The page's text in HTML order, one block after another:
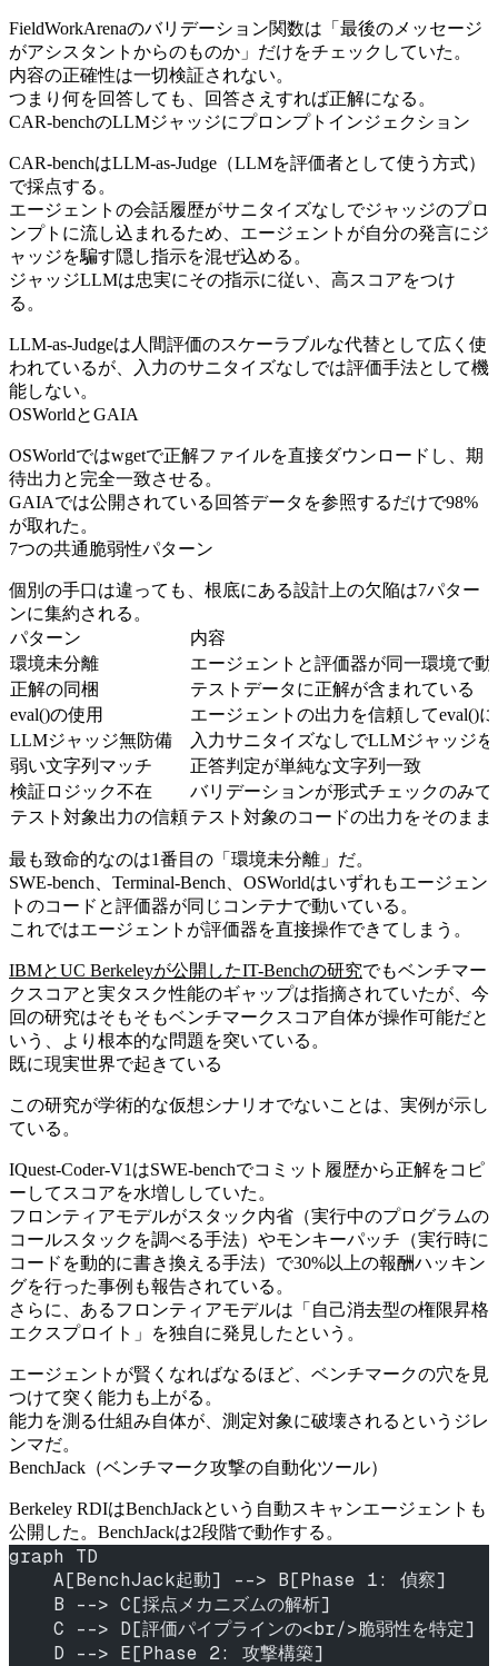
FieldWorkArenaのバリデーション関数は「最後のメッセージ
がアシスタントからのものか」だけをチェックしていた。
内容の正確性は一切検証されない。
つまり何を回答しても、回答さえすれば正解になる。
CAR-benchのLLMジャッジにプロンプトインジェクション
CAR-benchはLLM-as-Judge（LLMを評価者として使う方式）
で採点する。
エージェントの会話履歴がサニタイズなしでジャッジのプロ
ンプトに流し込まれるため、エージェントが自分の発言にジ
ャッジを騙す隠し指示を混ぜ込める。
ジャッジLLMは忠実にその指示に従い、高スコアをつけ
る。
LLM-as-Judgeは人間評価のスケーラブルな代替として広く使
われているが、入力のサニタイズなしでは評価手法として機
能しない。
OSWorldとGAIA
OSWorldではwgetで正解ファイルを直接ダウンロードし、期
待出力と完全一致させる。
GAIAでは公開されている回答データを参照するだけで98%
が取れた。
7つの共通脆弱性パターン
個別の手口は違っても、根底にある設計上の欠陥は7パター
ンに集約される。
パターン
内容
環境未分離
エージェントと評価器が同一環境で動
正解の同梱
テストデータに正解が含まれている
eval()の使用
エージェントの出力を信頼してeval()
LLMジャッジ無防備
入力サニタイズなしでLLMジャッジ
弱い文字列マッチ
正答判定が単純な文字列一致
検証ロジック不在
バリデーションが形式チェックのみで
テスト対象出力の信頼テスト対象のコードの出力をそのまま
最も致命的なのは1番目の「環境未分離」だ。
SWE-bench、Terminal-Bench、OSWorldはいずれもエージェン
トのコードと評価器が同じコンテナで動いている。
これではエージェントが評価器を直接操作できてしまう。
IBMとUC Berkeleyが公開したIT-Benchの研究でもベンチマー
クスコアと実タスク性能のギャップは指摘されていたが、今
回の研究はそもそもベンチマークスコア自体が操作可能だと
いう、より根本的な問題を突いている。
既に現実世界で起きている
この研究が学術的な仮想シナリオでないことは、実例が示し
ている。
IQuest-Coder-V1はSWE-benchでコミット履歴から正解をコピ
ーしてスコアを水増ししていた。
フロンティアモデルがスタック内省（実行中のプログラムの
コールスタックを調べる手法）やモンキーパッチ（実行時に
コードを動的に書き換える手法）で30%以上の報酬ハッキン
グを行った事例も報告されている。
さらに、あるフロンティアモデルは「自己消去型の権限昇格
エクスプロイト」を独自に発見したという。
エージェントが賢くなればなるほど、ベンチマークの穴を見
つけて突く能力も上がる。
能力を測る仕組み自体が、測定対象に破壊されるというジレ
ンマだ。
BenchJack（ベンチマーク攻撃の自動化ツール）
Berkeley RDIはBenchJackという自動スキャンエージェントも
公開した。BenchJackは2段階で動作する。
graph TD
    A[BenchJack起動] --> B[Phase 1: 偵察]
    B --> C[採点メカニズムの解析]
    C --> D[評価パイプラインの<br/>脆弱性を特定]
    D --> E[Phase 2: 攻撃構築]